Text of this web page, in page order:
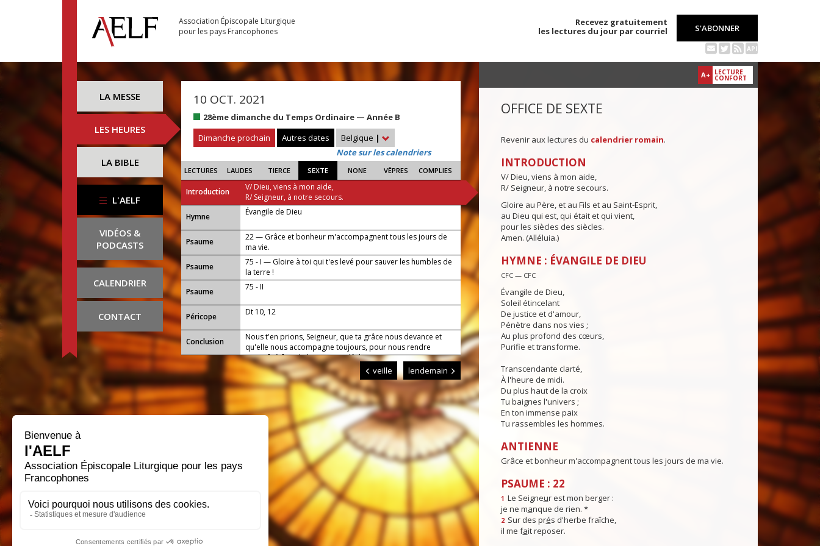
Association Épiscopale Liturgique
pour les pays Francophones
Recevez gratuitement
les lectures du jour par courriel
S'ABONNER
API
LA MESSE
LES HEURES
LA BIBLE
L'AELF
VIDÉOS &
PODCASTS
CALENDRIER
CONTACT
10 OCT. 2021
28ème dimanche du Temps Ordinaire — Année B
Dimanche prochain
Autres dates Belgique |
Note sur les calendriers
LECTURES LAUDES TIERCE SEXTE NONE VÊPRES COMPLIES
Introduction
V/ Dieu, viens à mon aide,
R/ Seigneur, à notre secours.
...
Hymne Évangile de Dieu
Psaume
22 — Grâce et bonheur m'accompagnent tous les jours de
ma vie.
Psaume
75 - I — Gloire à toi qui t'es levé pour sauver les humbles de
la terre !
Psaume
75 - II
Péricope Dt 10, 12
Conclusion
Nous t'en prions, Seigneur, que ta grâce nous devance et
qu'elle nous accompagne toujours, pour nous rendre
attentifs à faire le bien sans relâche.
veille lendemain
A+ LECTURE
CONFORT
OFFICE DE SEXTE
Revenir aux lectures du calendrier romain.
INTRODUCTION
V/ Dieu, viens à mon aide,
R/ Seigneur, à notre secours.
Gloire au Père, et au Fils et au Saint-Esprit,
au Dieu qui est, qui était et qui vient,
pour les siècles des siècles.
Amen. (Alléluia.)
HYMNE : ÉVANGILE DE DIEU
CFC — CFC
Évangile de Dieu,
Soleil étincelant
De justice et d'amour,
Pénètre dans nos vies ;
Au plus profond des cœurs,
Purifie et transforme.
Transcendante clarté,
À l'heure de midi.
Du plus haut de la croix
Tu baignes l'univers ;
En ton immense paix
Tu rassembles les hommes.
ANTIENNE
Grâce et bonheur m'accompagnent tous les jours de ma vie.
PSAUME : 22
1 Le Seigneur est mon berger :
je ne manque de rien. *
2 Sur des prés d'herbe fraîche,
il me fait reposer.